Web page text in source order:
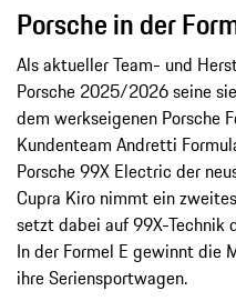
Porsche in der
Als aktueller Team- und
Porsche 2025/2026 seine
dem werkseigenen Porsche
Kundenteam Andretti
Porsche 99X Electric der
Cupra Kiro nimmt ein
setzt dabei auf 99X-Technik
In der Formel E gewinnt die
ihre Seriensportwagen.